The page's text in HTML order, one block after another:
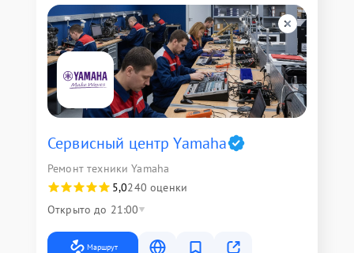
Сервисный центр Yamaha
Ремонт техники Yamaha
5,0240 оценки
Открыто до 21:00
Маршрут